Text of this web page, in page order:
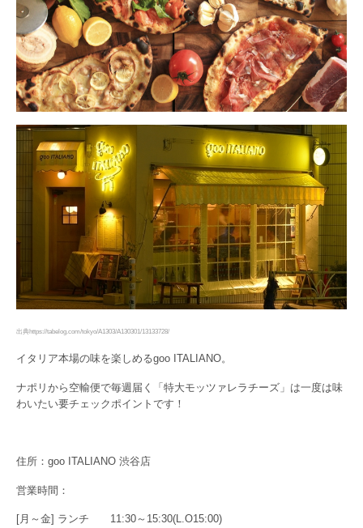
出典https://tabelog.com/tokyo/A1303/A130301/13133728/
イタリア本場の味を楽しめるgoo ITALIANO。
ナポリから空輸便で毎週届く「特大モッツァレラチーズ」は一度は味
わいたい要チェックポイントです！
住所：goo ITALIANO 渋谷店
営業時間：
[月～金] ランチ 11:30～15:30(L.O15:00)